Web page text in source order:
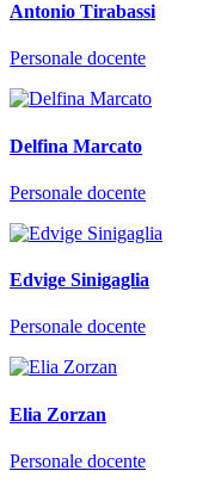
Antonio Tirabassi
Personale docente
Delfina Marcato
Personale docente
Edvige Sinigaglia
Personale docente
Elia Zorzan
Personale docente